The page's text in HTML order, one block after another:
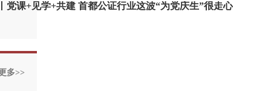
党课+见学+共建 首都公证行业这波“为党庆生”很走心
多>>